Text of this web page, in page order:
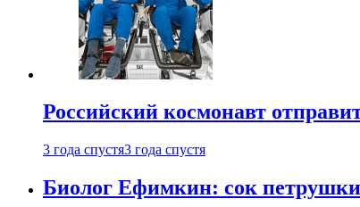
Российский космонавт
3 года спустя3 года спустя
Биолог Ефимкин: сок петрушки